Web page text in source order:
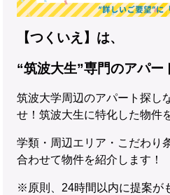
【つくいえ】は、
“筑波大生”専門のアパー
筑波大学周辺のアパート探し
せ！筑波大生に特化した物件
学類・周辺エリア・こだわり
合わせて物件を紹介します！
※原則、24時間以内に提案が